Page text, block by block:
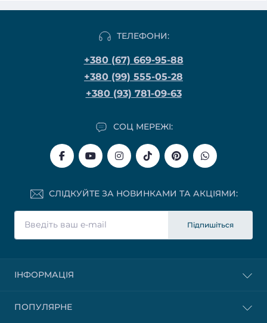
ТЕЛЕФОНИ:
+380 (67) 669-95-88
+380 (99) 555-05-28
+380 (93) 781-09-63
СОЦ МЕРЕЖІ:
СЛІДКУЙТЕ ЗА НОВИНКАМИ ТА АКЦІЯМИ:
Підпишіться
ІНФОРМАЦІЯ
ПОПУЛЯРНЕ